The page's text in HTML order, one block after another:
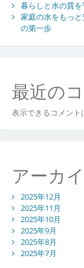
暮らしと水の質
家庭の水をもっ
の第一歩
最近の
表示できるコメント
アーカ
2025年12月
2025年11月
2025年10月
2025年9月
2025年8月
2025年7月